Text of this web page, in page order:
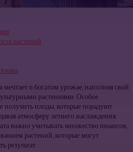
растений
о богатом урожае, наполняя свой
растениями. Особое
получить плоды, которые порадуют
атмосферу летнего наслаждения.
важно учитывать множество нюансов,
растений, которые могут
результат.